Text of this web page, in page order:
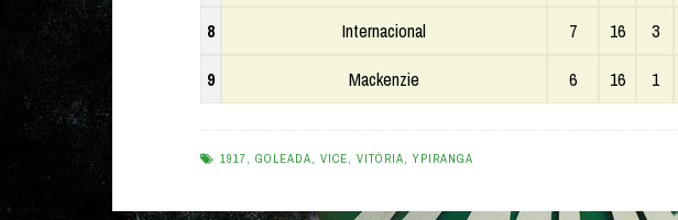
8
Internacional 7 16 3
9
Mackenzie 6 16 1
1917 GOLEADA VICE VITÓRIA ,YPIRANGA